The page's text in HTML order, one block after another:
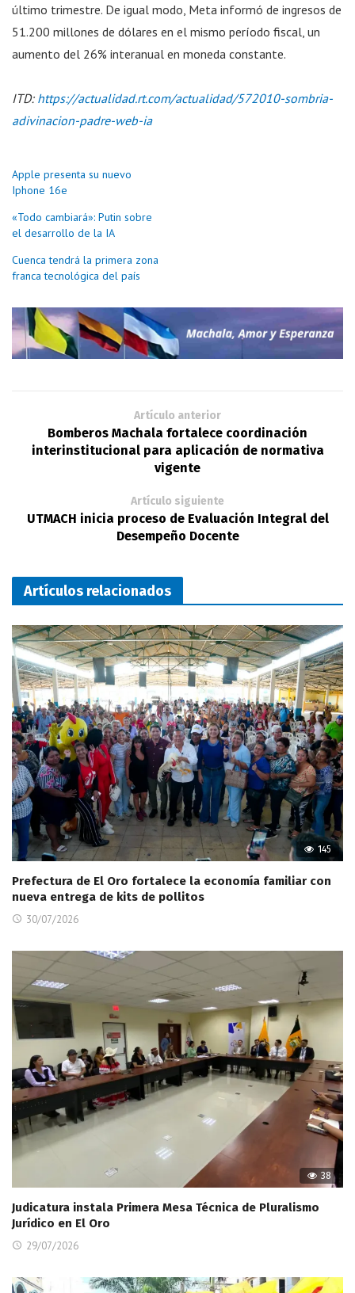
último trimestre. De igual modo, Meta informó de ingresos de
51.200 millones de dólares en el mismo período fiscal, un
aumento del 26% interanual en moneda constante.
ITD: https://actualidad.rt.com/actualidad/572010-sombria-
adivinacion-padre-web-ia
Apple presenta su nuevo
Iphone 16e
«Todo cambiará»: Putin sobre
el desarrollo de la IA
Cuenca tendrá la primera zona
franca tecnológica del país
Artículo anterior
Bomberos Machala fortalece coordinación
interinstitucional para aplicación de normativa
vigente
Artículo siguiente
UTMACH inicia proceso de Evaluación Integral del
Desempeño Docente
Artículos relacionados
145
Prefectura de El Oro fortalece la economía familiar con
nueva entrega de kits de pollitos
30/07/2026
38
Judicatura instala Primera Mesa Técnica de Pluralismo
Jurídico en El Oro
29/07/2026